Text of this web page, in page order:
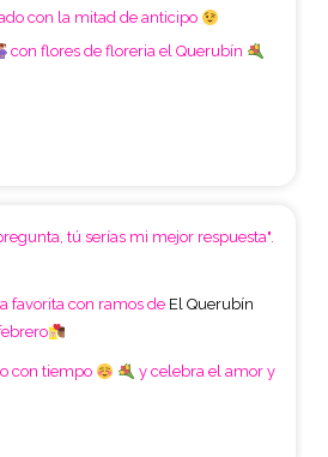
con la mitad de anticipo
con flores de floreria el Querubín
tú serías mi mejor respuesta".
favorita con ramos de El Querubín
con tiempo
y celebra el amor y